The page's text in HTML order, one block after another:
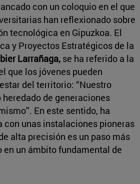
con un coloquio en el que
han reflexionado sobre
tecnológica en Gipuzkoa. El
y Proyectos Estratégicos de la
Larrañaga, se ha referido a la
que los jóvenes pueden
del territorio: “Nuestro
de generaciones
En este sentido, ha
con unas instalaciones pioneras
alta precisión es un paso más
un ámbito fundamental de